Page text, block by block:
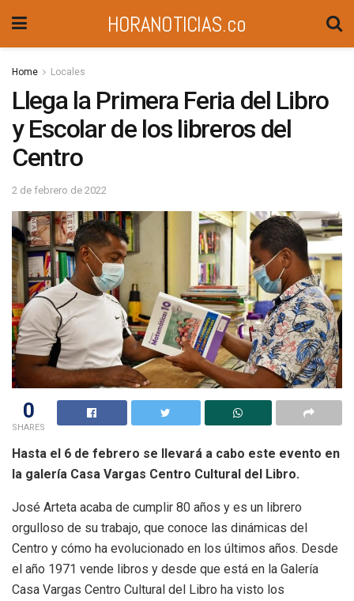
HORANOTICIAS.co
Home Locales
Llega la Primera Feria del Libro
y Escolar de los libreros del
Centro
2 de febrero de 2022
0
SHARES
Hasta el 6 de febrero se llevará a cabo este evento en
la galería Casa Vargas Centro Cultural del Libro.
José Arteta acaba de cumplir 80 años y es un librero
orgulloso de su trabajo, que conoce las dinámicas del
Centro y cómo ha evolucionado en los últimos años. Desde
el año 1971 vende libros y desde que está en la Galería
Casa Vargas Centro Cultural del Libro ha visto los